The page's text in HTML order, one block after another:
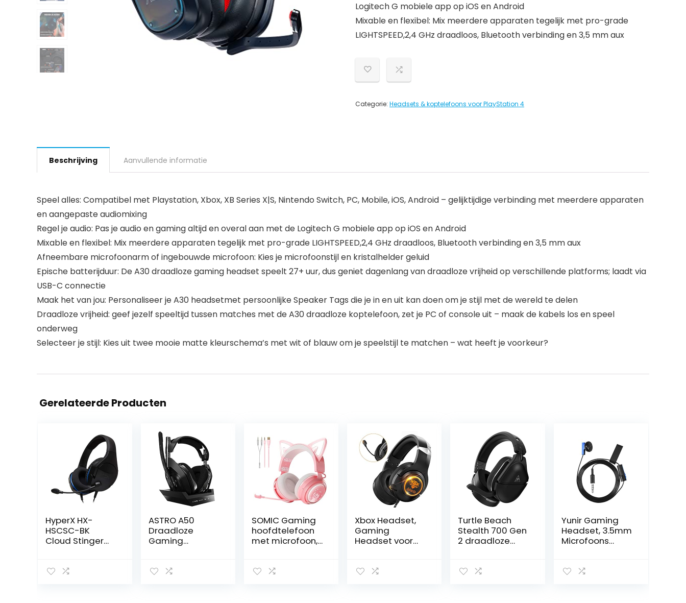
Logitech G mobiele app op iOS en Android
Mixable en flexibel: Mix meerdere apparaten tegelijk met pro-grade
LIGHTSPEED,2,4 GHz draadloos, Bluetooth verbinding en 3,5 mm aux
Categorie: Headsets & koptelefoons voor PlayStation 4
Beschrijving Aanvullende informatie
Speel alles: Compatibel met Playstation, Xbox, XB Series X|S, Nintendo Switch, PC, Mobile, iOS, Android – gelijktijdige verbinding met meerdere apparaten
en aangepaste audiomixing
Regel je audio: Pas je audio en gaming altijd en overal aan met de Logitech G mobiele app op iOS en Android
Mixable en flexibel: Mix meerdere apparaten tegelijk met pro-grade LIGHTSPEED,2,4 GHz draadloos, Bluetooth verbinding en 3,5 mm aux
Afneembare microfoonarm of ingebouwde microfoon: Kies je microfoonstijl en kristalhelder geluid
Epische batterijduur: De A30 draadloze gaming headset speelt 27+ uur, dus geniet dagenlang van draadloze vrijheid op verschillende platforms; laadt via
USB-C connectie
Maak het van jou: Personaliseer je A30 headsetmet persoonlijke Speaker Tags die je in en uit kan doen om je stijl met de wereld te delen
Draadloze vrijheid: geef jezelf speeltijd tussen matches met de A30 draadloze koptelefoon, zet je PC of console uit – maak de kabels los en speel
onderweg
Selecteer je stijl: Kies uit twee mooie matte kleurschema’s met wit of blauw om je speelstijl te matchen – wat heeft je voorkeur?
Gerelateerde Producten
HyperX HX-
HSCSC-BK
Cloud Stinger
ASTRO A50
Draadloze
Gaming
4e Generatie,
SOMIC Gaming
hoofdtelefoon
met microfoon,
3,5 mm
Xbox Headset,
Gaming
Headset voor
PC, Mac, Laptop,
Turtle Beach
Stealth 700 Gen
2 draadloze
Yunir Gaming
Headset, 3.5mm
Microfoons
Chat Headset